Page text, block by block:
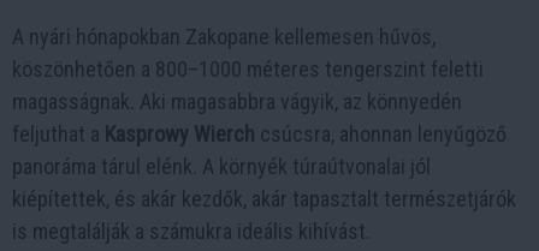
A nyári hónapokban Zakopane kellemesen hűvös,
köszönhetően a 800–1000 méteres tengerszint feletti
magasságnak. Aki magasabbra vágyik, az könnyedén
feljuthat a Kasprowy Wierch csúcsra, ahonnan lenyűgöző
panoráma tárul elénk. A környék túraútvonalai jól
kiépítettek, és akár kezdők, akár tapasztalt természetjárók
is megtalálják a számukra ideális kihívást.